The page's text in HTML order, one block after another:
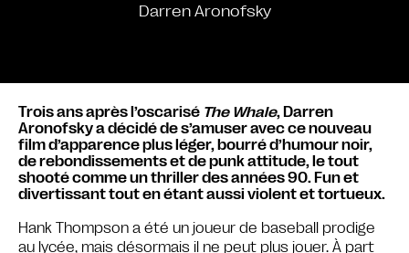
Darren Aronofsky
Trois ans après l’oscarisé The Whale, Darren
Aronofsky a décidé de s’amuser avec ce nouveau
film d’apparence plus léger, bourré d’humour noir,
de rebondissements et de punk attitude, le tout
shooté comme un thriller des années 90. Fun et
divertissant tout en étant aussi violent et tortueux.
Hank Thompson a été un joueur de baseball prodige
au lycée, mais désormais il ne peut plus jouer. À part